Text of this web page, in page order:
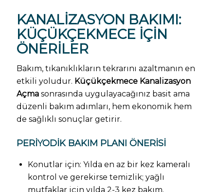
KANALIZASYON BAKIMI:
KÜÇÜKÇEKMECE İÇIN
ÖNERILER
Bakım, tıkanıklıkların tekrarını azaltmanın en
etkili yoludur. Küçükçekmece Kanalizasyon
Açmasonrasında uygulayacağınız basit ama
düzenli bakım adımları, hem ekonomik hem
de sağlıklı sonuçlar getirir.
PERIYODIK BAKIM PLANI ÖNERISI
Konutlar için: Yılda en az bir kez kameralı
kontrol ve gerekirse temizlik; yağlı
mutfaklar için yılda 2-3 kez bakım.